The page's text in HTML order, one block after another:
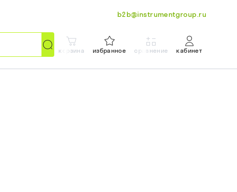
b2b@instrumentgroup.ru
корзина избранное сравнение кабинет